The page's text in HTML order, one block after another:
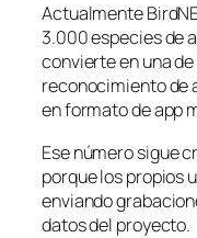
Actualmente
3.000 especies de
convierte en una
reconocimiento de
en formato de app
Ese número sigue
porque los propios
enviando
datos del proyecto.